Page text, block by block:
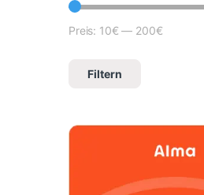
Mindestpreis
Höchstpreis
Filtern
Preis: 10€ — 200€